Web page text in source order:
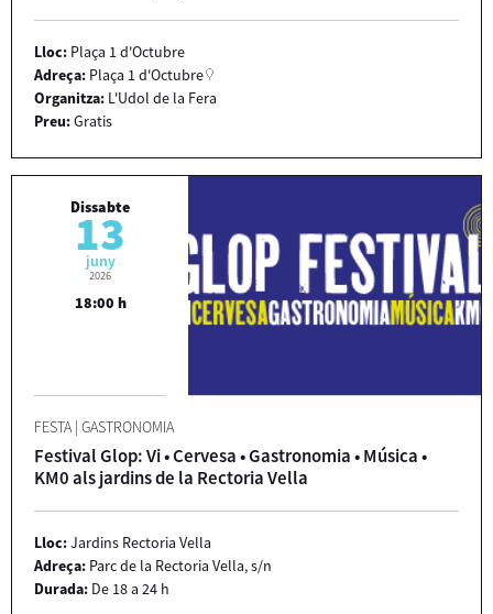
Lloc: Plaça 1 d'Octubre
Adreça: Plaça 1 d'Octubre
Organitza: L'Udol de la Fera
Preu:Gratis
Dissabte
13
juny
2026
18:00 h
FESTA | GASTRONOMIA
Festival Glop: Vi • Cervesa • Gastronomia • Música •
KM0 als jardins de la Rectoria Vella
Lloc:Jardins Rectoria Vella
Adreça: Parc de la Rectoria Vella, s/n
Durada: De 18 a 24 h